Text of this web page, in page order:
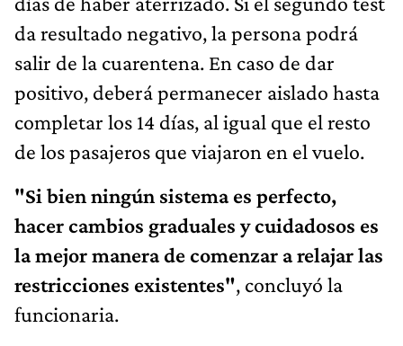
da resultado negativo, la persona podrá
salir de la cuarentena. En caso de dar
positivo, deberá permanecer aislado hasta
completar los 14 días, al igual que el resto
de los pasajeros que viajaron en el vuelo.
"Si bien ningún sistema es perfecto,
hacer cambios graduales y cuidadosos es
la mejor manera de comenzar a relajar las
restricciones existentes", concluyó la
funcionaria.